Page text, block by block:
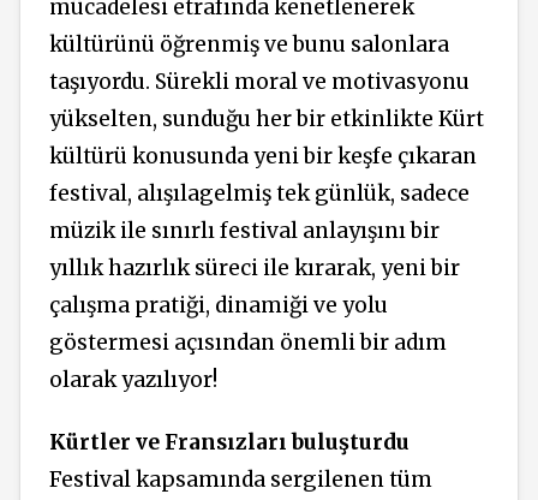
mücadelesi etrafında kenetlenerek
kültürünü öğrenmiş ve bunu salonlara
taşıyordu. Sürekli moral ve motivasyonu
yükselten, sunduğu her bir etkinlikte Kürt
kültürü konusunda yeni bir keşfe çıkaran
festival, alışılagelmiş tek günlük, sadece
müzik ile sınırlı festival anlayışını bir
yıllık hazırlık süreci ile kırarak, yeni bir
çalışma pratiği, dinamiği ve yolu
göstermesi açısından önemli bir adım
olarak yazılıyor!
Kürtler ve Fransızları buluşturdu
Festival kapsamında sergilenen tüm